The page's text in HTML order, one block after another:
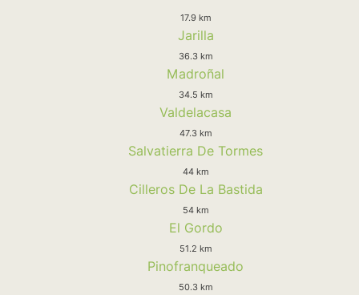
17.9 km
Jarilla
36.3 km
Madroñal
34.5 km
Valdelacasa
47.3 km
Salvatierra De Tormes
44 km
Cilleros De La Bastida
54 km
El Gordo
51.2 km
Pinofranqueado
50.3 km